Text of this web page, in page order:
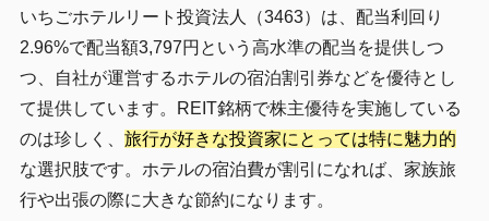
いちごホテルリート投資法人（3463）は、配当利回り
2.96%で配当額3,797円という高水準の配当を提供しつ
つ、自社が運営するホテルの宿泊割引券などを優待とし
て提供しています。REIT銘柄で株主優待を実施している
のは珍しく、 旅行が好きな投資家にとっては特に魅力的
な選択肢です。ホテルの宿泊費が割引になれば、家族旅
行や出張の際に大きな節約になります。